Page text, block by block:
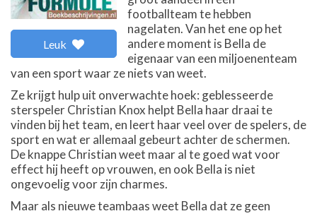
Leuk
footballteam te hebben
nagelaten. Van het ene op het
andere moment is Bella de
eigenaar van een miljoenenteam
van een sport waar ze niets van weet.
Ze krijgt hulp uit onverwachte hoek: geblesseerde
sterspeler Christian Knox helpt Bella haar draai te
vinden bij het team, en leert haar veel over de spelers, de
sport en wat er allemaal gebeurt achter de schermen.
De knappe Christian weet maar al te goed wat voor
effect hij heeft op vrouwen, en ook Bella is niet
ongevoelig voor zijn charmes.
Maar als nieuwe teambaas weet Bella dat ze geen